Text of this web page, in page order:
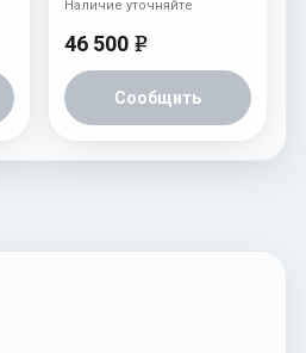
46 500 e
Сообщить
Наличие уточняйте